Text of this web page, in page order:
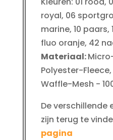
royal, 06
marine, 10 paars,
fluo oranje, 42
Materiaal:
Polyester-
Waffle-Mesh -
De verschillende
zijn terug te
pagina